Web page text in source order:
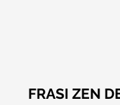
FRASI ZEN